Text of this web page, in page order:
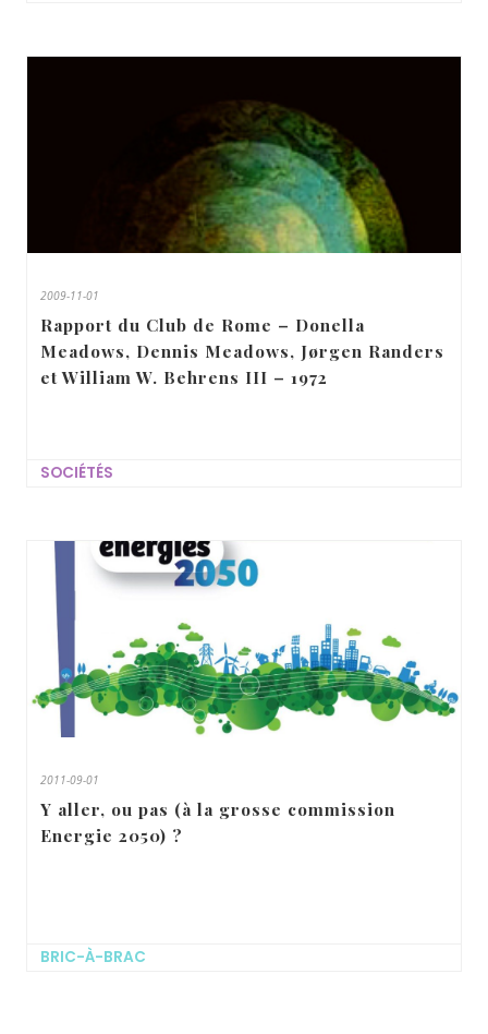
2009-11-01
Rapport du Club de Rome – Donella
Meadows, Dennis Meadows, Jørgen Randers
et William W. Behrens III – 1972
SOCIÉTÉS
2011-09-01
Y aller, ou pas (à la grosse commission
Energie 2050) ?
BRIC-À-BRAC